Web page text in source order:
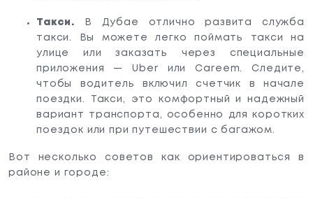
Такси. В Дубае отлично развита служба
такси. Вы можете легко поймать такси на
улице или заказать через специальные
приложения — Uber или Careem. Следите,
чтобы водитель включил счетчик в начале
поездки. Такси, это комфортный и надежный
вариант транспорта, особенно для коротких
поездок или при путешествии с багажом.
Вот несколько советов как ориентироваться в
районе и городе: